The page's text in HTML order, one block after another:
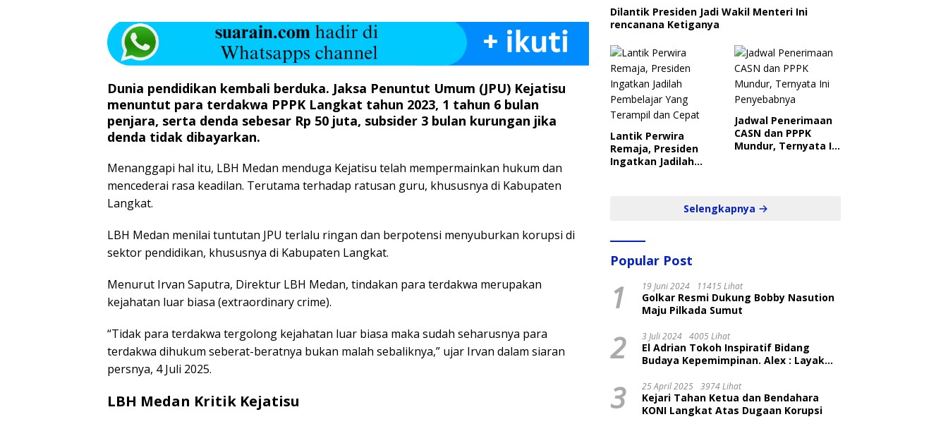
Dunia pendidikan kembali berduka. Jaksa Penuntut Umum (JPU) Kejatisu
menuntut para terdakwa PPPK Langkat tahun 2023, 1 tahun 6 bulan
penjara, serta denda sebesar Rp 50 juta, subsider 3 bulan kurungan jika
denda tidak dibayarkan.
Menanggapi hal itu, LBH Medan menduga Kejatisu telah mempermainkan hukum dan
mencederai rasa keadilan. Terutama terhadap ratusan guru, khususnya di Kabupaten
Langkat.
LBH Medan menilai tuntutan JPU terlalu ringan dan berpotensi menyuburkan korupsi di
sektor pendidikan, khususnya di Kabupaten Langkat.
Menurut Irvan Saputra, Direktur LBH Medan, tindakan para terdakwa merupakan
kejahatan luar biasa (extraordinary crime).
“Tidak para terdakwa tergolong kejahatan luar biasa maka sudah seharusnya para
terdakwa dihukum seberat-beratnya bukan malah sebaliknya,” ujar Irvan dalam siaran
persnya, 4 Juli 2025.
LBH Medan Kritik Kejatisu
Dilantik Presiden Jadi Wakil Menteri Ini
rencanana Ketiganya
Lantik Perwira
Remaja, Presiden
Ingatkan Jadilah
Jadwal Penerimaan
CASN dan PPPK
Mundur, Ternyata Ini
Selengkapnya
Popular Post
1 19 Juni 2024 11415 Lihat
Golkar Resmi Dukung Bobby Nasution
Maju Pilkada Sumut
2 3 Juli 2024 4005 Lihat
El Adrian Tokoh Inspiratif Bidang
Budaya Kepemimpinan. Alex : Layak
3 25 April 2025 3974 Lihat
Kejari Tahan Ketua dan Bendahara
KONI Langkat Atas Dugaan Korupsi